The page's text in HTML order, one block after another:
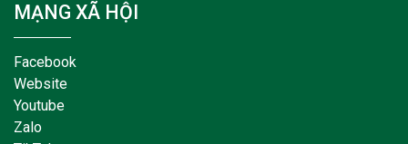
MẠNG XÃ HỘI
Facebook
Website
Youtube
Zalo